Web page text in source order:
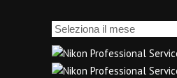
Archivi